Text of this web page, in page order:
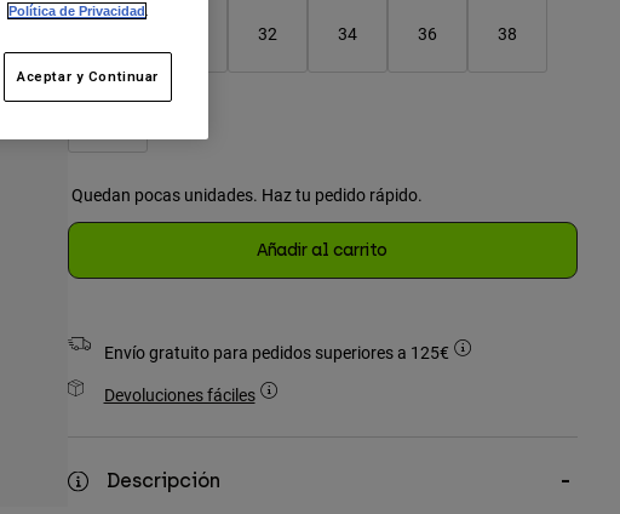
seleccionado
32 34 36 38
Quedan pocas unidades. Haz tu pedido rápido.
Añadir al carrito
Envío gratuito para pedidos superiores a 125€
Devoluciones fáciles
Descripción
Política de Privacidad
Aceptar y Continuar